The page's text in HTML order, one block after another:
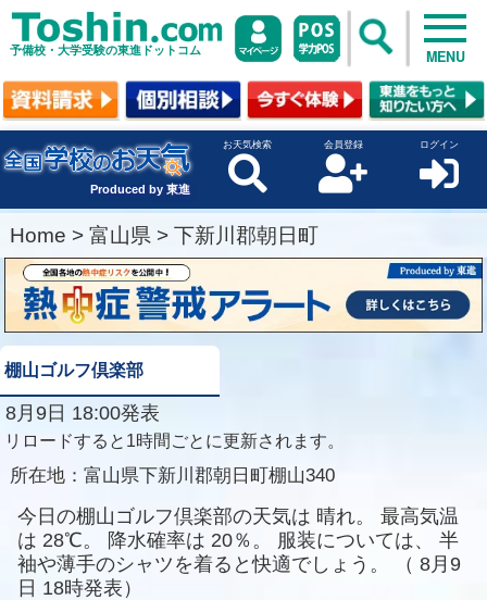
予備校・大学受験の東進ドットコム MENU
Produced by 東進
お天気検索 会員登録 ログイン
Home > 富山県 > 下新川郡朝日町
棚山ゴルフ倶楽部
8月9日 18:00発表
リロードすると1時間ごとに更新されます。
所在地： 富山県下新川郡朝日町棚山340
今日の棚山ゴルフ倶楽部の天気は 晴れ。
最高気温
は 28℃。 降水確率は 20％。 服装については、
半
袖や薄手のシャツを着ると快適でしょう。
（ 8月9
日 18時発表）